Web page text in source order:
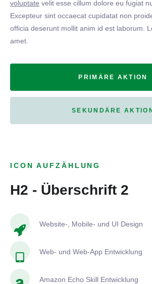
voluptate velit esse cillum dolore eu fugiat
Excepteur sint occaecat cupidatat non
officia deserunt mollit anim id est laborum.
amet.
PRIMÄRE AKTION
SEKUNDÄRE AKTION
ICON AUFZÄHLUNG
H2 - Überschrift 2
Website-, Mobile- und UI Design
Web- und Web-App Entwicklung
Amazon Echo Skill Entwicklung